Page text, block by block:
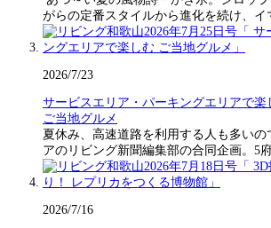
がらの定番スタイルから進化を続け、
2026/7/23
サービスエリア・パーキングエリアで楽
ご当地グルメ
夏休み、高速道路を利用する人も多いの
アのリビング新聞編集部の合同企画。5
2026/7/16